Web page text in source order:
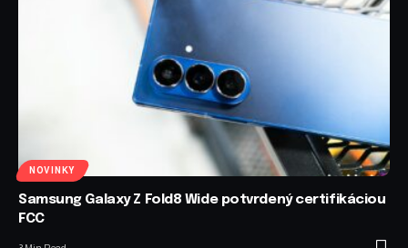
NOVINKY
Samsung Galaxy Z Fold8 Wide potvrdený certifikáciou
FCC